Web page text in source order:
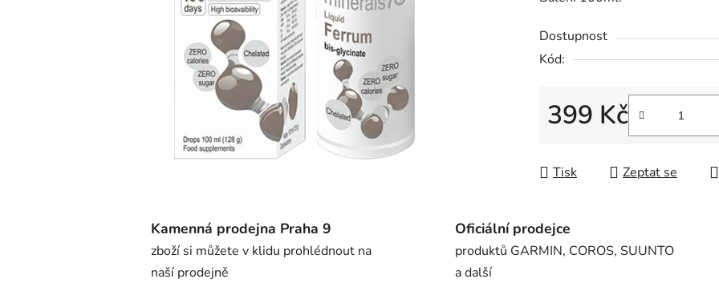
5
hvězdiček.
Dostupnost
Kód:
399 Kč
Tisk
Zeptat se
Kamenná prodejna Praha 9
zboží si můžete v klidu prohlédnout na
naší prodejně
Oficiální prodejce
produktů GARMIN, COROS, SUUNTO
a další